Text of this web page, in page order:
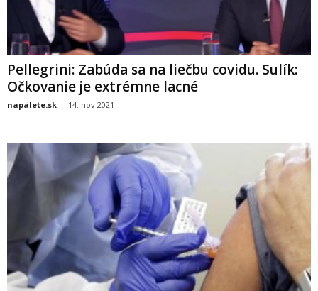
Pellegrini: Zabúda sa na liečbu covidu. Sulík:
Očkovanie je extrémne lacné
napalete.sk - 14. nov 2021